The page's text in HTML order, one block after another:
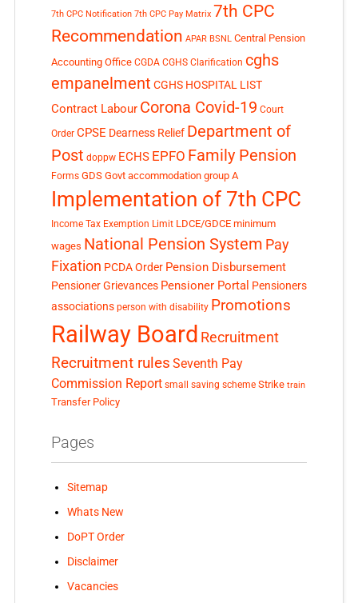
7th CPC Notification 7th CPC Pay Matrix 7th CPC
Recommendation APAR BSNL Central Pension
Accounting Office CGDA CGHS Clarification cghs
empanelment CGHS HOSPITAL LIST
Contract Labour Corona Covid-19 Court
Order CPSE Dearness Relief Department of
Post doppw ECHS EPFO Family Pension
Forms GDS Govt accommodation group A
Implementation of 7th CPC
Income Tax Exemption Limit LDCE/GDCE minimum
wages National Pension System Pay
Fixation PCDA Order Pension Disbursement
Pensioner Grievances Pensioner Portal Pensioners
associations person with disability Promotions
Railway Board Recruitment
Recruitment rules Seventh Pay
Commission Report small saving scheme Strike train
Transfer Policy
Pages
Sitemap
Whats New
DoPT Order
Disclaimer
Vacancies